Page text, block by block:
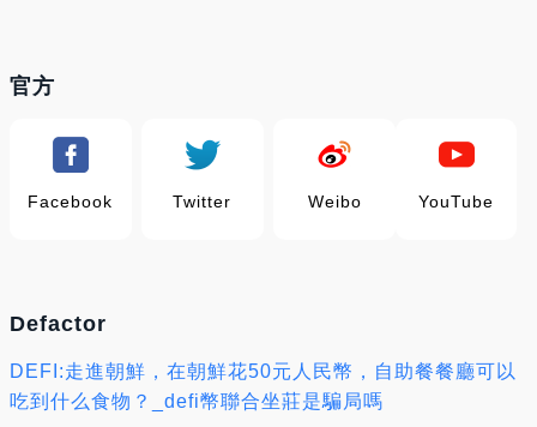
官方
Facebook Twitter Weibo YouTube
Defactor
DEFI:走進朝鮮，在朝鮮花50元人民幣，自助餐餐廳可以
吃到什么食物？_defi幣聯合坐莊是騙局嗎